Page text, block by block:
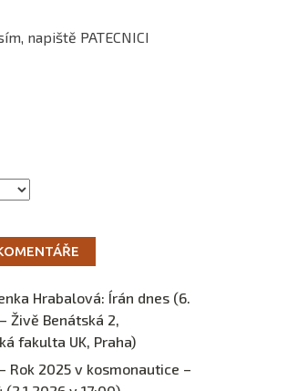
napiště PATECNICI
Hrabalová: Írán dnes (6.
Živě Benátská 2,
fakulta UK, Praha)
Rok 2025 v kosmonautice –